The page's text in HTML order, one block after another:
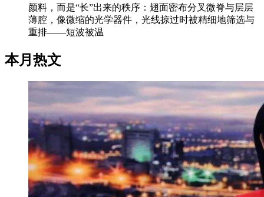
颜料，而是“长”出来的秩序：翅面密布分叉微脊与层层
薄腔，像微缩的光学器件，光线掠过时被精细地筛选与
重排——短波被温
本月热文